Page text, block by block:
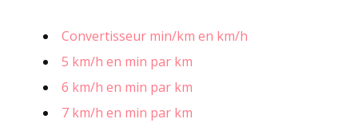
Convertisseur min/km en km/h
5 km/h en min par km
6 km/h en min par km
7 km/h en min par km